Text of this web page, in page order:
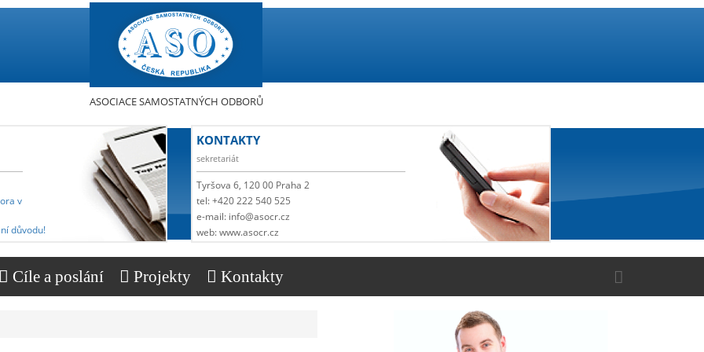
ASOCIACE SAMOSTATNÝCH ODBORŮ
v
důvodu!
KONTAKTY
sekretariát
Tyršova 6, 120 00 Praha 2
tel: +420 222 540 525
e-mail: info@asocr.cz
web: www.asocr.cz
Cíle a poslání Projekty Kontakty